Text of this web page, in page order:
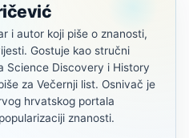
i autor koji piše o znanosti,
Gostuje kao stručni
Science Discovery i History
za Večernji list. Osnivač je
hrvatskog portala
znanosti.